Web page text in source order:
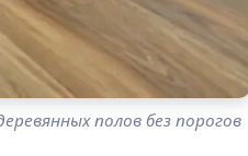
полов без порогов